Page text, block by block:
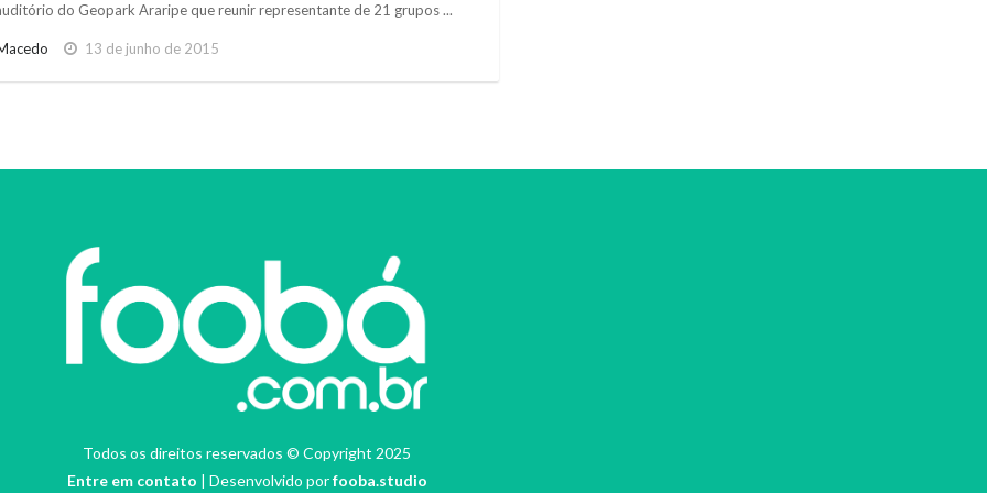
do Geopark Araripe que reunir representante de 21 grupos ...
13 de junho de 2015
Todos os direitos reservados © Copyright 2025
Entre em contato | Desenvolvido porfooba.studio